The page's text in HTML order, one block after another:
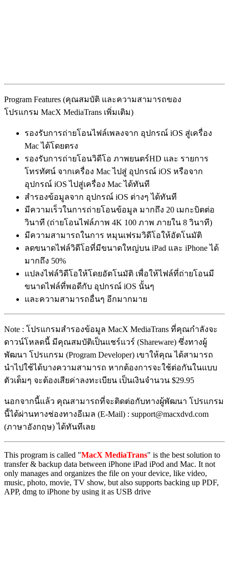
Program Features (คุณสมบัติ และความสามารถของ
โปรแกรม MacX MediaTrans เพิ่มเติม)
รองรับการถ่ายโอนไฟล์เพลงจาก อุปกรณ์ iOS สู่เครื่อง
Mac ได้โดยตรง
รองรับการถ่ายโอนวิดีโอ ภาพยนตร์HD และ รายการ
โทรทัศน์ จากเครื่อง Mac ไปสู่ อุปกรณ์ iOS หรือจาก
อุปกรณ์ iOS ไปสู่เครื่อง Mac ได้ทันที
สำรองข้อมูลจาก อุปกรณ์ iOS ต่างๆ ได้ทันที
มีความเร็วในการถ่ายโอนข้อมูล มากถึง 20 เมกะบิตต่อ
วินาที (ถ่ายโอนไฟล์ภาพ 4K 100 ภาพ ภายใน 8 วินาที)
มีความสามารถในการ หมุนเฟรมวิดีโอให้อัตโนมัติ
ลดขนาดไฟล์วิดีโอที่มีขนาดใหญ่บน iPad และ iPhone ได้
มากถึง 50%
แปลงไฟล์วิดีโอให้โดยอัตโนมัติ เพื่อให้ไฟล์ที่ถ่ายโอนมี
ขนาดไฟล์ที่พอดีกับ อุปกรณ์ iOS นั้นๆ
และความสามารถอื่นๆ อีกมากมาย
Note : โปรแกรมสำรองข้อมูล MacX MediaTrans ที่คุณกำลังจะ
ดาวน์โหลดนี้ มีคุณสมบัติเป็นแชร์แวร์ (Shareware) ซึ่งทางผู้
พัฒนา โปรแกรม (Program Developer) เขาให้คุณ ได้สามารถ
นำไปใช้ได้บางความสามารถ หากต้องการจะใช้ต่อกันในแบบ
ตัวเต็มๆ จะต้องเสียค่าลงทะเบียน เป็นเงินจำนวน $29.95
นอกจากนี้แล้ว คุณสามารถที่จะติดต่อกับทางผู้พัฒนา โปรแกรม
นี้ได้ผ่านทางช่องทางอีเมล (E-Mail) : support@macxdvd.com
(ภาษาอังกฤษ) ได้ทันทีเลย
This program is called "MacX MediaTrans" is the best solution to
transfer & backup data between iPhone iPad iPod and Mac. It not
only manages and organizes the file on your device, like video,
music, photo, movie, TV show, but also supports backing up PDF,
APP, dmg to iPhone by using it as USB drive